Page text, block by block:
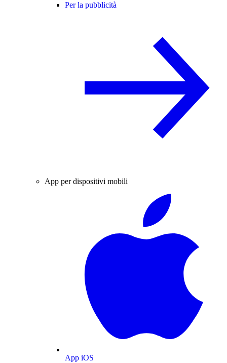
Per la pubblicità
App per dispositivi mobili
App iOS